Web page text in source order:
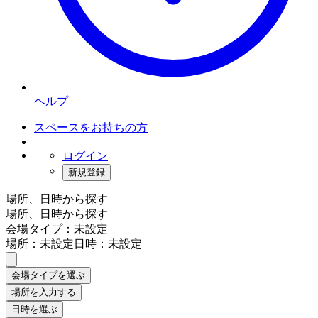
ヘルプ
スペースをお持ちの方
ログイン
新規登録
場所、日時から探す
場所、日時から探す
会場タイプ：未設定
場所：未設定日時：未設定
会場タイプを選ぶ
場所を入力する
日時を選ぶ